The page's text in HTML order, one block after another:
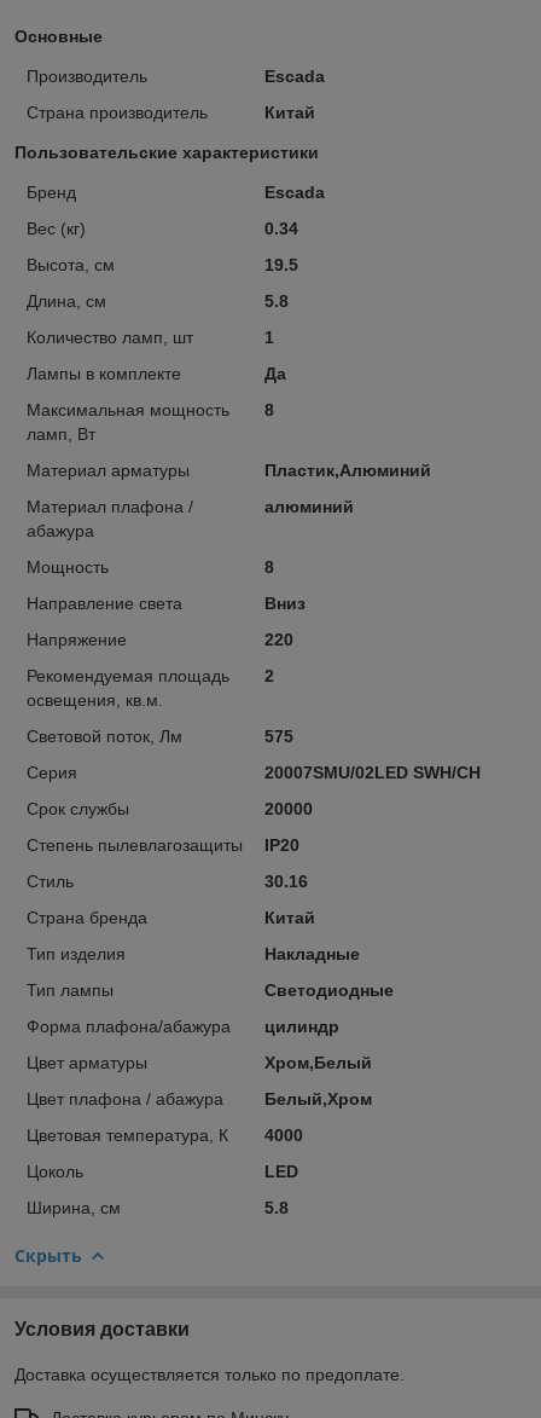
Основные
Производитель
Escada
Страна производитель
Китай
Пользовательские характеристики
Бренд
Escada
Вес (кг)
0.34
Высота, см
19.5
Длина, см
5.8
Количество ламп, шт
1
Лампы в комплекте
Да
Максимальная мощность
ламп, Вт
8
Материал арматуры
Пластик,Алюминий
Материал плафона /
абажура
алюминий
Мощность
8
Направление света
Вниз
Напряжение
220
Рекомендуемая площадь
освещения, кв.м.
2
Световой поток, Лм
575
Серия
20007SMU/02LED SWH/CH
Срок службы
20000
Степень пылевлагозащиты
IP20
Стиль
30.16
Страна бренда
Китай
Тип изделия
Накладные
Тип лампы
Светодиодные
Форма плафона/абажура
цилиндр
Цвет арматуры
Хром,Белый
Цвет плафона / абажура
Белый,Хром
Цветовая температура, К
4000
Цоколь
LED
Ширина, см
5.8
Скрыть
Условия доставки
Доставка осуществляется только по предоплате.